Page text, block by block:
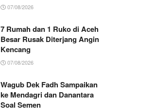
07/08/2026
7 Rumah dan 1 Ruko di Aceh
Besar Rusak Diterjang Angin
Kencang
07/08/2026
Wagub Dek Fadh Sampaikan
ke Mendagri dan Danantara
Soal Semen